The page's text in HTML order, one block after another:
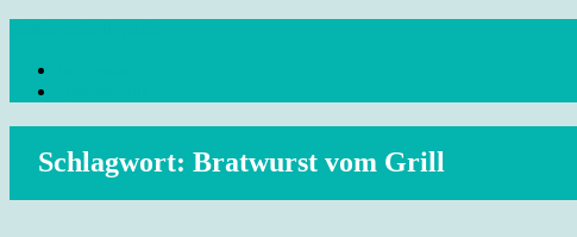
content
Reisetipps Dresden, Sehenswürdigkeiten, Ausflugsziele Sachsen,
Schlagwort: Bratwurst vom Grill